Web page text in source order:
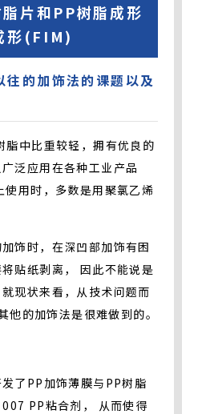
片和PP树脂成形
形(FIM)
的加饰法的课题以及
脂中比重较轻，拥有优良的
泛应用在各种工业产品
使用时，多数是用聚氯乙烯
饰时，在深凹部加饰有困
贴纸剥离， 因此不能说是
现状来看，从技术问题而
的加饰法是很难做到的。
了PP加饰薄膜与PP树脂
PP粘合剂， 从而使得